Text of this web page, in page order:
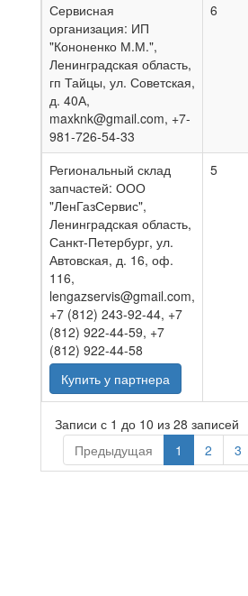
Сервисная
организация: ИП
"Кононенко М.М.",
Ленинградская область,
гп Тайцы, ул. Советская,
д. 40А,
maxknk@gmail.com, +7-
981-726-54-33
6
Региональный склад
запчастей: ООО
"ЛенГазСервис",
Ленинградская область,
Санкт-Петербург, ул.
Автовская, д. 16, оф.
116,
lengazservis@gmail.com,
+7 (812) 243-92-44, +7
(812) 922-44-59, +7
(812) 922-44-58
Купить у партнера
5
Записи с 1 до 10 из 28 записей
Предыдущая
1 2 3